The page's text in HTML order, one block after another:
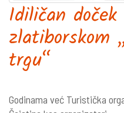
Idiličan
zlatiborskom
trgu“
Godinama već Turistička